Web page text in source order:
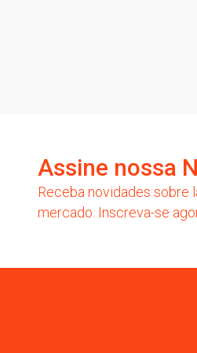
Assine nossa
Receba novidades sobre
mercado. Inscreva-se